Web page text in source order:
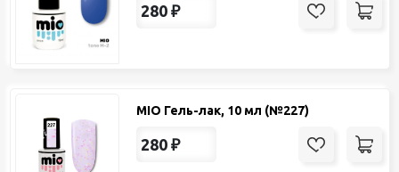
280 ₽
MIO Гель-лак, 10 мл (№227)
280 ₽